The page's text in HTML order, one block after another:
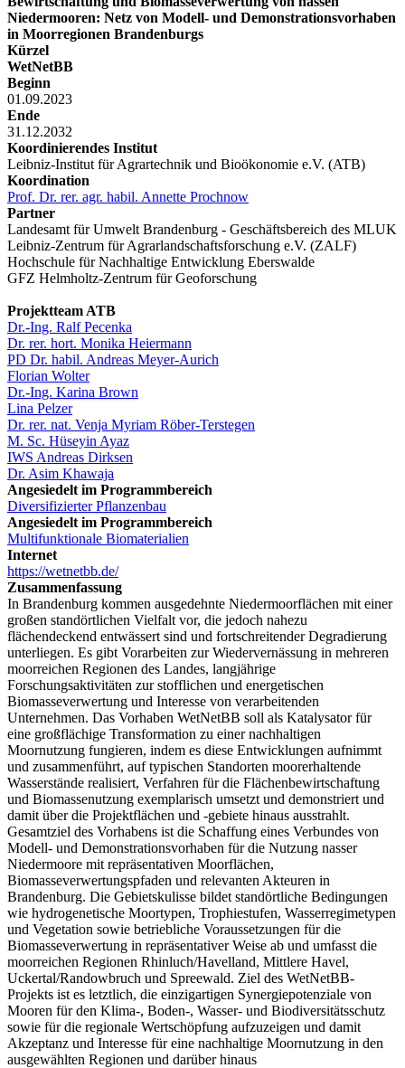
Niedermooren: Netz von Modell- und Demonstrationsvorhaben
in Moorregionen Brandenburgs
Kürzel
WetNetBB
Beginn
01.09.2023
Ende
31.12.2032
Koordinierendes Institut
Leibniz-Institut für Agrartechnik und Bioökonomie e.V. (ATB)
Koordination
Prof. Dr. rer. agr. habil. Annette Prochnow
Partner
Landesamt für Umwelt Brandenburg - Geschäftsbereich des MLUK
Leibniz-Zentrum für Agrarlandschaftsforschung e.V. (ZALF)
Hochschule für Nachhaltige Entwicklung Eberswalde
GFZ Helmholtz-Zentrum für Geoforschung
Projektteam ATB
Dr.-Ing. Ralf Pecenka
Dr. rer. hort. Monika Heiermann
PD Dr. habil. Andreas Meyer-Aurich
Florian Wolter
Dr.-Ing. Karina Brown
Lina Pelzer
Dr. rer. nat. Venja Myriam Röber-Terstegen
M. Sc. Hüseyin Ayaz
IWS Andreas Dirksen
Dr. Asim Khawaja
Angesiedelt im Programmbereich
Diversifizierter Pflanzenbau
Angesiedelt im Programmbereich
Multifunktionale Biomaterialien
Internet
https://wetnetbb.de/
Zusammenfassung
In Brandenburg kommen ausgedehnte Niedermoorflächen mit einer
großen standörtlichen Vielfalt vor, die jedoch nahezu
flächendeckend entwässert sind und fortschreitender Degradierung
unterliegen. Es gibt Vorarbeiten zur Wiedervernässung in mehreren
moorreichen Regionen des Landes, langjährige
Forschungsaktivitäten zur stofflichen und energetischen
Biomasseverwertung und Interesse von verarbeitenden
Unternehmen. Das Vorhaben WetNetBB soll als Katalysator für
eine großflächige Transformation zu einer nachhaltigen
Moornutzung fungieren, indem es diese Entwicklungen aufnimmt
und zusammenführt, auf typischen Standorten moorerhaltende
Wasserstände realisiert, Verfahren für die Flächenbewirtschaftung
und Biomassenutzung exemplarisch umsetzt und demonstriert und
damit über die Projektflächen und -gebiete hinaus ausstrahlt.
Gesamtziel des Vorhabens ist die Schaffung eines Verbundes von
Modell- und Demonstrationsvorhaben für die Nutzung nasser
Niedermoore mit repräsentativen Moorflächen,
Biomasseverwertungspfaden und relevanten Akteuren in
Brandenburg. Die Gebietskulisse bildet standörtliche Bedingungen
wie hydrogenetische Moortypen, Trophiestufen, Wasserregimetypen
und Vegetation sowie betriebliche Voraussetzungen für die
Biomasseverwertung in repräsentativer Weise ab und umfasst die
moorreichen Regionen Rhinluch/Havelland, Mittlere Havel,
Uckertal/Randowbruch und Spreewald. Ziel des WetNetBB-
Projekts ist es letztlich, die einzigartigen Synergiepotenziale von
Mooren für den Klima-, Boden-, Wasser- und Biodiversitätsschutz
sowie für die regionale Wertschöpfung aufzuzeigen und damit
Akzeptanz und Interesse für eine nachhaltige Moornutzung in den
ausgewählten Regionen und darüber hinaus